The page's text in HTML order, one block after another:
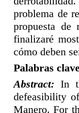
problema de
propuesta
finalizaré
cómo deben
Palabras
Abstract: In
defeasibility
Manero. For